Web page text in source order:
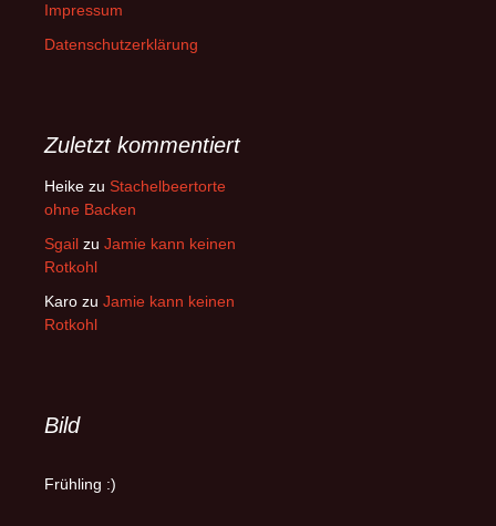
Impressum
Datenschutzerklärung
Zuletzt kommentiert
Heike zu Stachelbeertorte
ohne Backen
Sgail zu Jamie kann keinen
Rotkohl
Karo zu Jamie kann keinen
Rotkohl
Bild
Frühling :)